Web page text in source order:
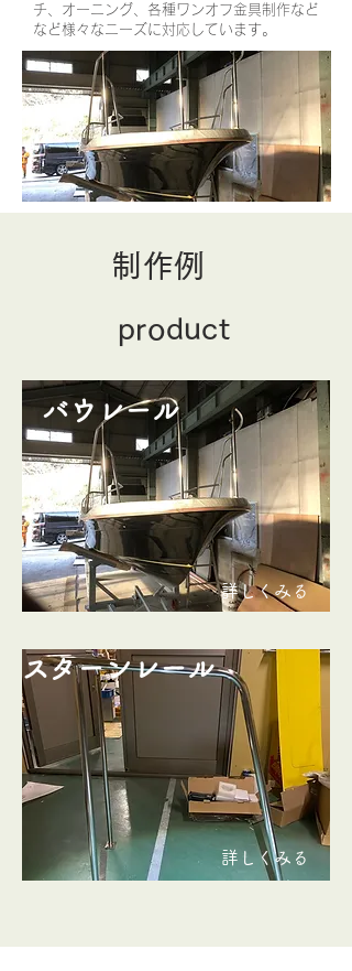
チ、オーニング、各種ワンオフ金具制作など
など様々なニーズに対応しています。
制作例
product
バウレール
​詳しくみる
​スターンレール
​詳しくみる